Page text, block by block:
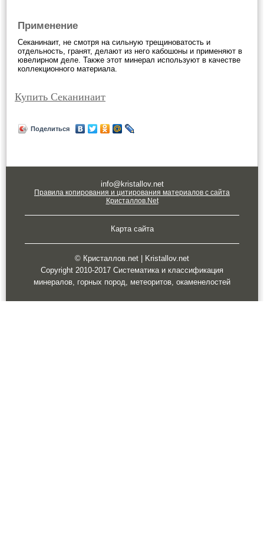
Применение
Секанинаит, не смотря на сильную трещиноватость и
отдельность, гранят, делают из него кабошоны и применяют в
ювелирном деле. Также этот минерал используют в качестве
коллекционного материала.
Купить Секанинаит
Поделиться
info@kristallov.net
Правила копирования и цитирования материалов с сайта
Кристаллов.Net
Карта сайта
© Кристаллов.net | Kristallov.net
Copyright 2010-2017 Систематика и классификация
минералов, горных пород, метеоритов, окаменелостей